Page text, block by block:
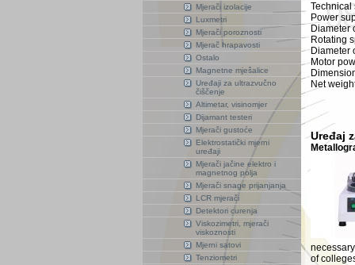
Mjerači izolacije
Luxmetri
Mjerači poroznosti
Mjerač hrapavosti
Ostalo
Magnetne mješalice
Uređaji za ultrazvučno
čiščenje
Altimetar, visinomjer
Dijamant testeri
Mjerači gustoće
Elektrostatički mjerni
uređaji
Mjerači jačine elektro i
magnetnog polja
Mjerači snage prijanjanja
LCR mjerači
Detektori curenja
Viskozimetri, mjerači
viskoznosti
Mjerni satovi
Tenziometri
Technical
Power
Diameter
Rotating
Diameter
Motor
Net
Uređaj
of